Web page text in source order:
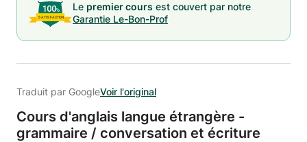
Le premier cours est couvert par notre
Garantie Le-Bon-Prof
Traduit par GoogleVoir l'original
Cours d'anglais langue étrangère -
grammaire / conversation et écriture